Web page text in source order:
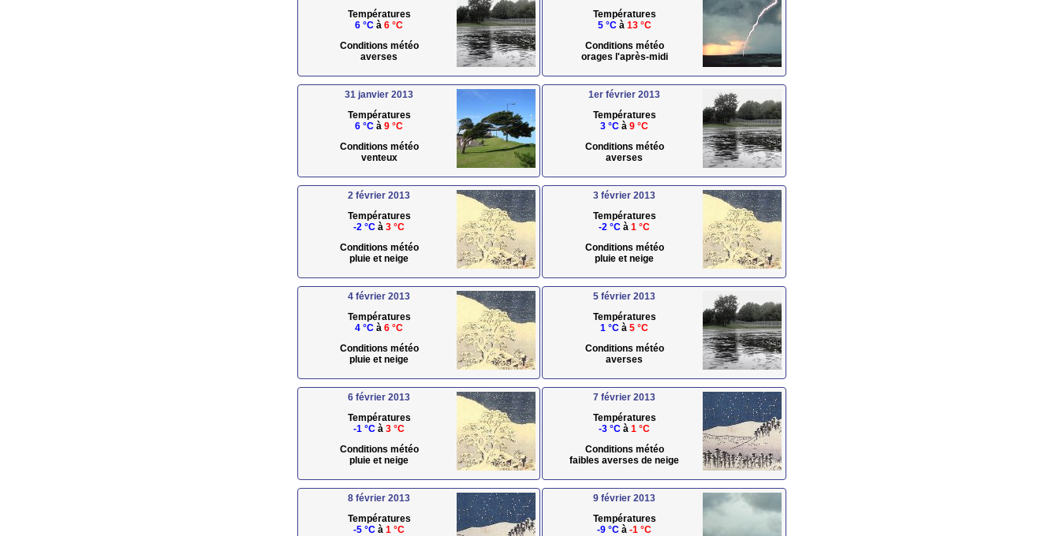
Températures
6 °C à 6 °C
Conditions météo
averses
Températures
5 °Cà 13 °C
Conditions météo
orages l'après-midi
31 janvier 2013
Températures
6 °C à 9 °C
Conditions météo
venteux
1er février 2013
Températures
3 °C à 9 °C
Conditions météo
averses
2 février 2013
Températures
-2 °C à 3 °C
Conditions météo
pluie et neige
3 février 2013
Températures
-2 °C à 1 °C
Conditions météo
pluie et neige
4 février 2013
Températures
4 °C à 6 °C
Conditions météo
pluie et neige
5 février 2013
Températures
1 °C à 5 °C
Conditions météo
averses
6 février 2013
Températures
-1 °C à 3 °C
Conditions météo
pluie et neige
7 février 2013
Températures
-3 °C à 1 °C
Conditions météo
faibles averses de neige
8 février 2013
Températures
-5 °C à 1 °C
9 février 2013
Températures
-9 °C à -1 °C